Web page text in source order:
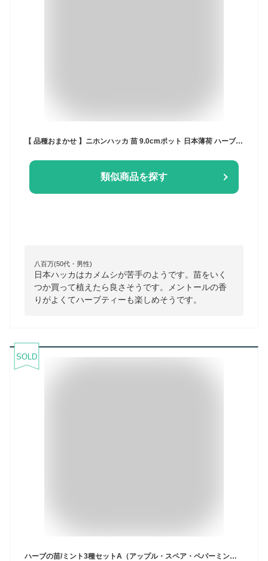
【 品種おまかせ 】ニホンハッカ 苗 9.0cmポット 日本薄荷 ハーブ あやなみ わせなみ りょくび まんよう しゅうび あかまる 南アルプス ホクト 和ハッカ 和種ハッカ にほんはっか 薄荷 ミント 苗
類似商品を探す
八百万(50代・男性)
日本ハッカはカメムシが苦手のようです。苗をいく
つか買って植えたら良さそうです。メントールの香
りがよくてハーブティーも楽しめそうです。
SOLD
ハーブの苗/ミント3種セットA（アップル・スペア・ペパーミント）